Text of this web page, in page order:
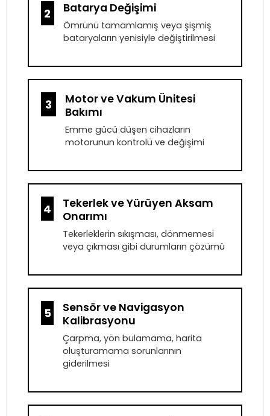
2 Batarya Değişimi
Ömrünü tamamlamış veya şişmiş
bataryaların yenisiyle değiştirilmesi
3
Motor ve Vakum Ünitesi
Bakımı
Emme gücü düşen cihazların
motorunun kontrolü ve değişimi
4
Tekerlek ve Yürüyen Aksam
Onarımı
Tekerleklerin sıkışması, dönmemesi
veya çıkması gibi durumların çözümü
5
Sensör ve Navigasyon
Kalibrasyonu
Çarpma, yön bulamama, harita
oluşturamama sorunlarının
giderilmesi